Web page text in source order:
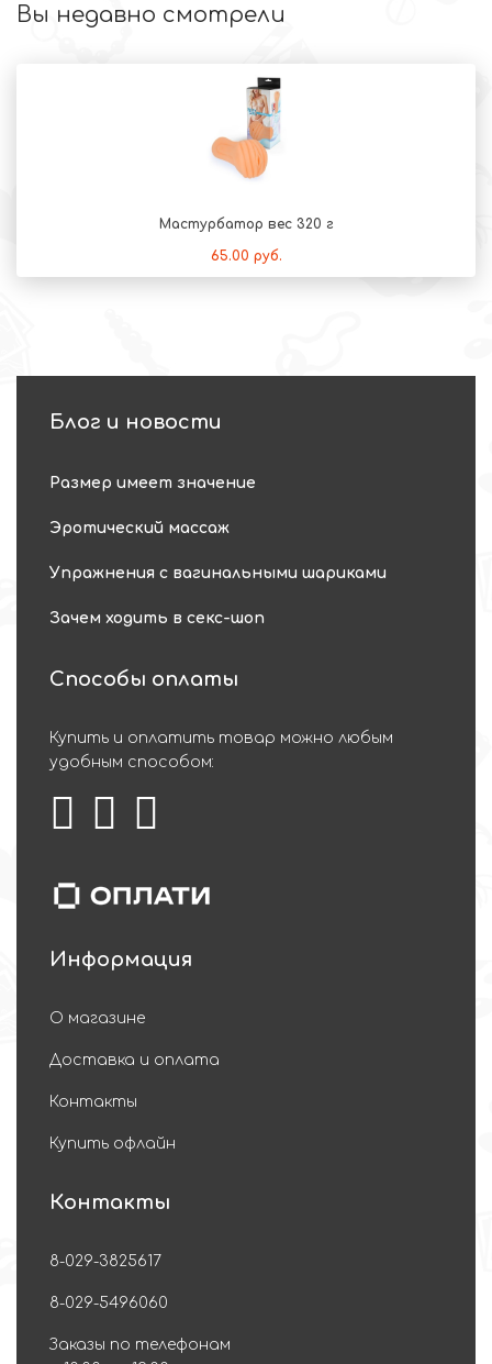
Вы недавно смотрели
Мастурбатор вес 320 г
65.00 руб.
Блог и новости
Размер имеет значение
Эротический массаж
Упражнения с вагинальными шариками
Зачем ходить в секс-шоп
Способы оплаты
Купить и оплатить товар можно любым
удобным способом:
Информация
О магазине
Доставка и оплата
Контакты
Купить офлайн
Контакты
8-029-3825617
8-029-5496060
Заказы по телефонам